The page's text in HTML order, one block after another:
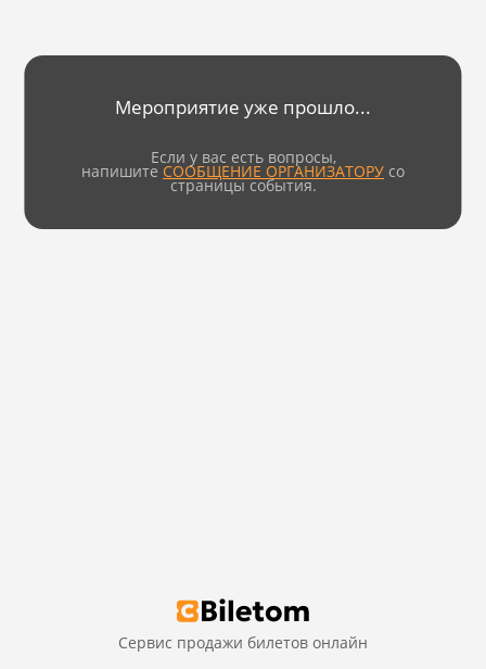
Мероприятие уже прошло...
Если у вас есть вопросы,
напишите СООБЩЕНИЕ ОРГАНИЗАТОРУ со
страницы события.
Сервис продажи билетов онлайн